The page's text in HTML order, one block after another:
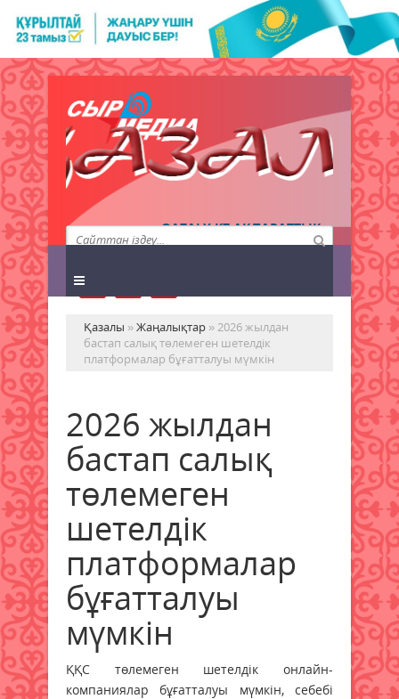
QAZALY.KZ АҚПАРАТТЫҚ
АГЕНТТІГІ
Қазалы »Жаңалықтар » 2026 жылдан
бастап салық төлемеген шетелдік
платформалар бұғатталуы мүмкін
2026 жылдан
бастап салық
төлемеген
шетелдік
платформалар
бұғатталуы
мүмкін
ҚҚС төлемеген шетелдік онлайн-
компаниялар бұғатталуы мүмкін, себебі